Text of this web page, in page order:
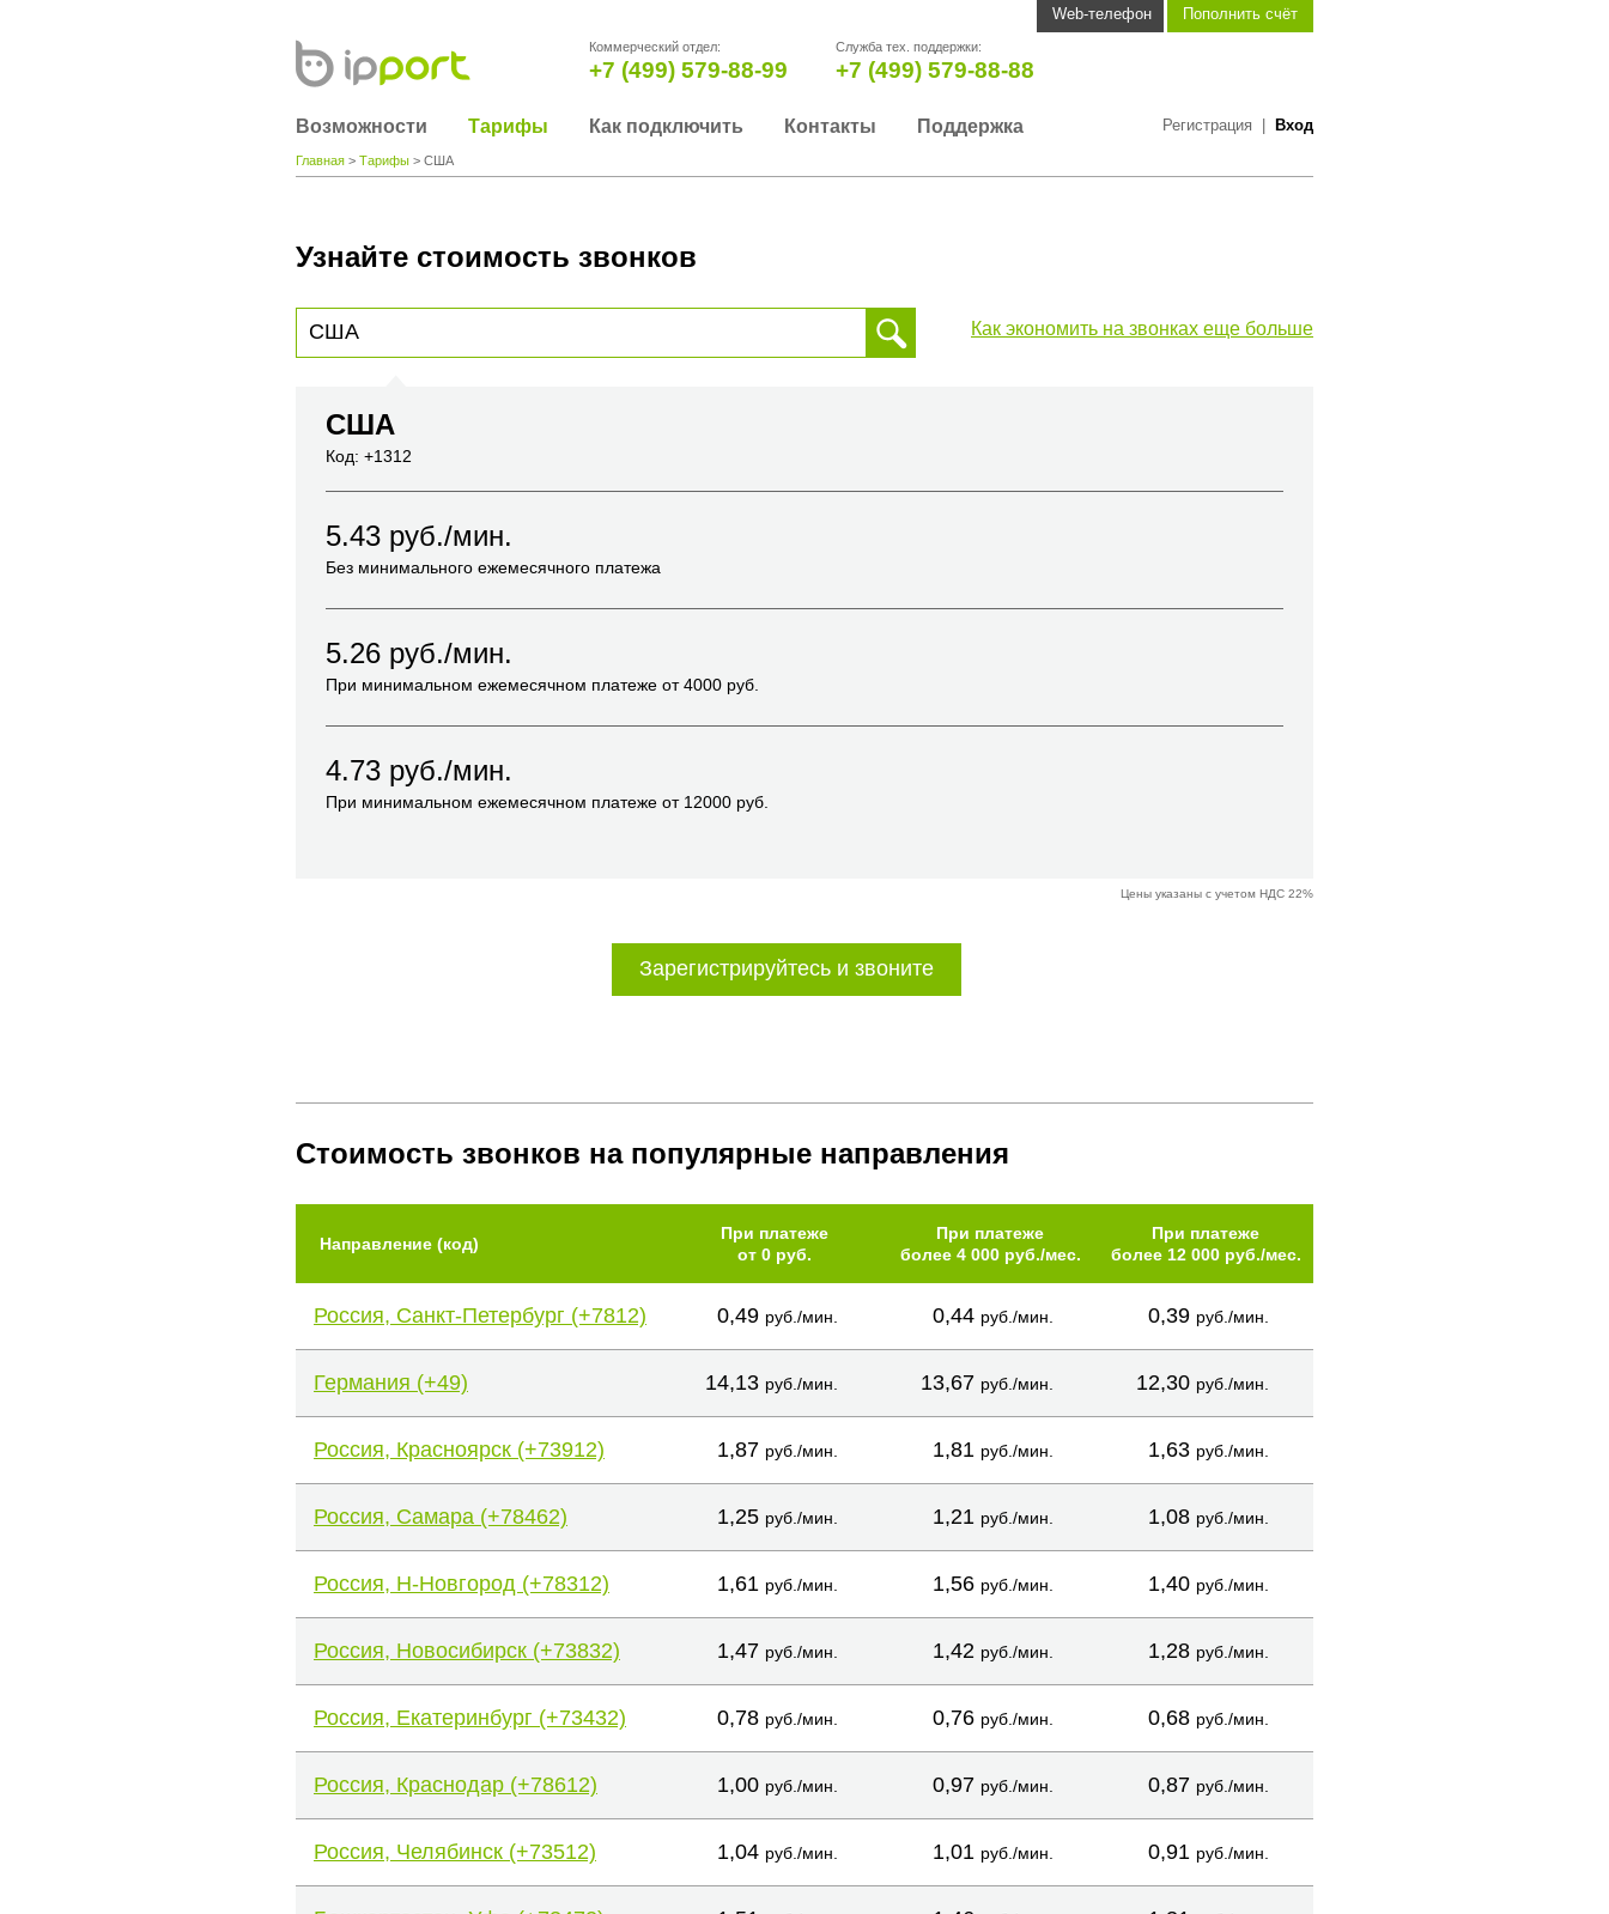
Web-телефон Пополнить счёт
Коммерческий отдел:
+7 (499) 579-88-99
Служба тех. поддержки:
+7 (499) 579-88-88
Регистрация Вход
Возможности Тарифы Как подключить Контакты Поддержка
Главная > Тарифы > США
Как экономить на звонках еще больше
Узнайте стоимость звонков
США
Код: +1312
5.43 руб./мин.
Без минимального ежемесячного платежа
5.26 руб./мин.
При минимальном ежемесячном платеже от4000 руб.
4.73 руб./мин.
При минимальном ежемесячном платеже от 12000 руб.
Цены указаны с учетом НДС 22%
Зарегистрируйтесь и звоните
Стоимость звонков на популярные направления
Направление (код)
При платеже
от 0 руб.
При платеже
более 4 000 руб./мес.
При платеже
более 12 000 руб./мес.
Россия, Санкт-Петербург (+7812) 0,49 руб./мин. 0,44 руб./мин. 0,39 руб./мин.
Германия (+49) 14,13 руб./мин. 13,67 руб./мин. 12,30 руб./мин.
Россия, Красноярск (+73912) 1,87 руб./мин. 1,81 руб./мин. 1,63 руб./мин.
Россия, Самара (+78462) 1,25 руб./мин. 1,21 руб./мин. 1,08 руб./мин.
Россия, Н-Новгород (+78312) 1,61 руб./мин. 1,56 руб./мин. 1,40 руб./мин.
Россия, Новосибирск (+73832) 1,47 руб./мин. 1,42 руб./мин. 1,28 руб./мин.
Россия, Екатеринбург (+73432) 0,78 руб./мин. 0,76 руб./мин. 0,68 руб./мин.
Россия, Краснодар (+78612) 1,00 руб./мин. 0,97 руб./мин. 0,87 руб./мин.
Россия, Челябинск (+73512) 1,04 руб./мин. 1,01 руб./мин. 0,91 руб./мин.